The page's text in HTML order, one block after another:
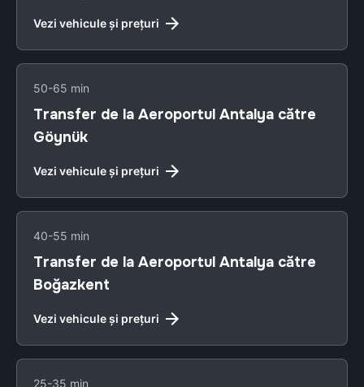
Vezi vehicule și prețuri
50-65 min
Transfer de la Aeroportul Antalya către
Göynük
Vezi vehicule și prețuri
40-55 min
Transfer de la Aeroportul Antalya către
Boğazkent
Vezi vehicule și prețuri
25-35 min